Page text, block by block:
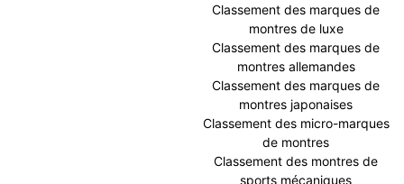
Classement des marques de
montres de luxe
Classement des marques de
montres allemandes
Classement des marques de
montres japonaises
Classement des micro-marques
de montres
Classement des montres de
sports mécaniques